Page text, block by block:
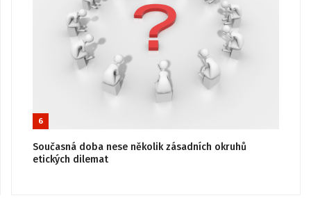
6
Současná doba nese několik zásadních okruhů
etických dilemat